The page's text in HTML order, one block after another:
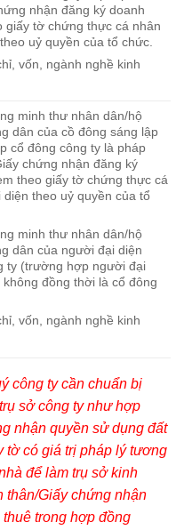
nhận đăng ký doanh
giấy tờ chứng thực cá nhân
uỷ quyền của tổ chức.
vốn, ngành nghề kinh
minh thư nhân dân/hộ
dân của cồ đông sáng lập
cổ đông công ty là pháp
chứng nhận đăng ký
theo giấy tờ chứng thực cá
theo uỷ quyền của tổ
minh thư nhân dân/hộ
dân của người đại diện
ty (trường hợp người đại
đồng thời là cổ đông
vốn, ngành nghề kinh
công ty cần chuẩn bị
sở công ty như hợp
nhận quyền sử dụng đất
tờ có giá trị pháp lý tương
để làm trụ sở kinh
thân/Giấy chứng nhận
trong hợp đồng